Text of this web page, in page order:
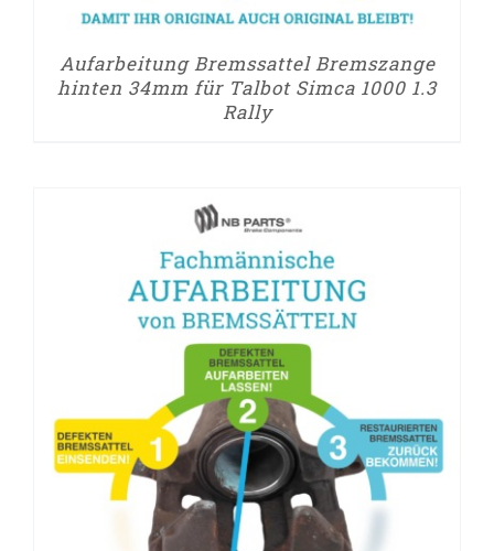
Aufarbeitung Bremssattel Bremszange
hinten 34mm für Talbot Simca 1000 1.3
Rally